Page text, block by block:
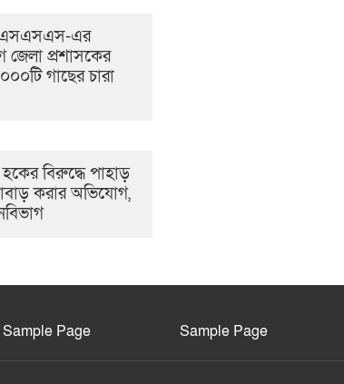
এসএসএস-এর
জেলা প্রশাসকের
গাছের চারা
বিরুদ্ধে পাহাড়
করার অভিযোগ,
Sample Page Sample Page